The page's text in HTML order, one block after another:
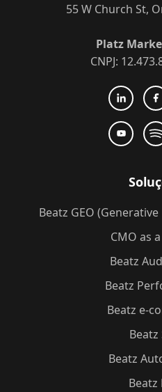
55 W Church St,
Platz
CNPJ:
Beatz GEO
CMO as
Beatz
Beatz
Beatz e-
Beatz
Beatz
Beatz